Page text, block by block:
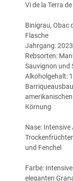
Vi de la Terra
Binigrau, Obac
Flasche
Jahrgang: 2023
Rebsorten:
Sauvignon und
Alkoholgehalt:
Körnung
Nase: Intensive
und Fenchel
Farbe:
eleganten